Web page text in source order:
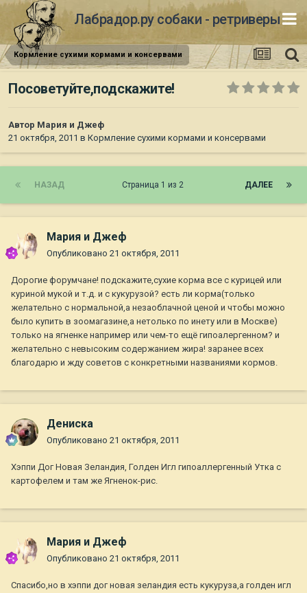
Лабрадор.ру собаки - ретриверы
Кормление сухими кормами и консервами
Посоветуйте,подскажите!
Автор Мария и Джеф
21 октября, 2011 в Кормление сухими кормами и консервами
НАЗАД ДАЛЕЕ
Страница 1 из 2
Мария и Джеф
Опубликовано 21 октября, 2011
Дорогие форумчане! подскажите,сухие корма все с курицей или
куриной мукой и т.д. и с кукурузой? есть ли корма(только
желательно с нормальной,а незаоблачной ценой и чтобы можно
было купить в зоомагазине,а нетолько по инету или в Москве)
только на ягненке например или чем-то ещё гипоалергенном? и
желательно с невысоким содержанием жира! заранее всех
благодарю и жду советов с конкретными названиями кормов.
Дениска
Опубликовано 21 октября, 2011
Хэппи Дог Новая Зеландия, Голден Игл гипоаллергенный Утка с
картофелем и там же Ягненок-рис.
Мария и Джеф
Опубликовано 21 октября, 2011
Спасибо,но в хэппи дог новая зеландия есть кукуруза,а голден игл